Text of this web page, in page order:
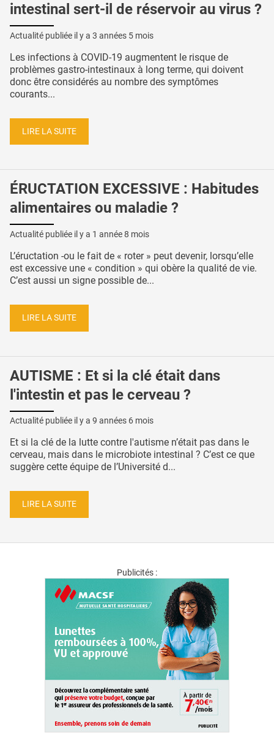
intestinal sert-il de réservoir au virus ?
Actualité publiée il y a 3 années 5 mois
Les infections à COVID-19 augmentent le risque de
problèmes gastro-intestinaux à long terme, qui doivent
donc être considérés au nombre des symptômes
courants...
LIRE LA SUITE
ÉRUCTATION EXCESSIVE : Habitudes
alimentaires ou maladie ?
Actualité publiée il y a 1 année 8 mois
L’éructation -ou le fait de « roter » peut devenir, lorsqu’elle
est excessive une « condition » qui obère la qualité de vie.
C’est aussi un signe possible de...
LIRE LA SUITE
AUTISME : Et si la clé était dans
l'intestin et pas le cerveau ?
Actualité publiée il y a 9 années 6 mois
Et si la clé de la lutte contre l'autisme n’était pas dans le
cerveau, mais dans le microbiote intestinal ? C’est ce que
suggère cette équipe de l’Université d...
LIRE LA SUITE
Publicités :